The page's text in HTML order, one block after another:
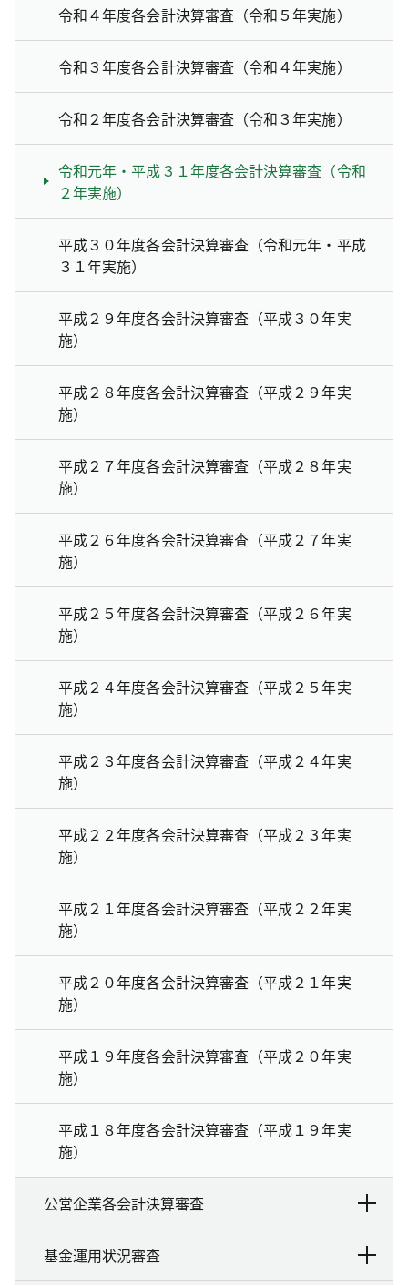
令和４年度各会計決算審査（令和５年実施）
令和３年度各会計決算審査（令和４年実施）
令和２年度各会計決算審査（令和３年実施）
令和元年・平成３１年度各会計決算審査（令和
２年実施）
平成３０年度各会計決算審査（令和元年・平成
３１年実施）
平成２９年度各会計決算審査（平成３０年実
施）
平成２８年度各会計決算審査（平成２９年実
施）
平成２７年度各会計決算審査（平成２８年実
施）
平成２６年度各会計決算審査（平成２７年実
施）
平成２５年度各会計決算審査（平成２６年実
施）
平成２４年度各会計決算審査（平成２５年実
施）
平成２３年度各会計決算審査（平成２４年実
施）
平成２２年度各会計決算審査（平成２３年実
施）
平成２１年度各会計決算審査（平成２２年実
施）
平成２０年度各会計決算審査（平成２１年実
施）
平成１９年度各会計決算審査（平成２０年実
施）
平成１８年度各会計決算審査（平成１９年実
施）
公営企業各会計決算審査
基金運用状況審査